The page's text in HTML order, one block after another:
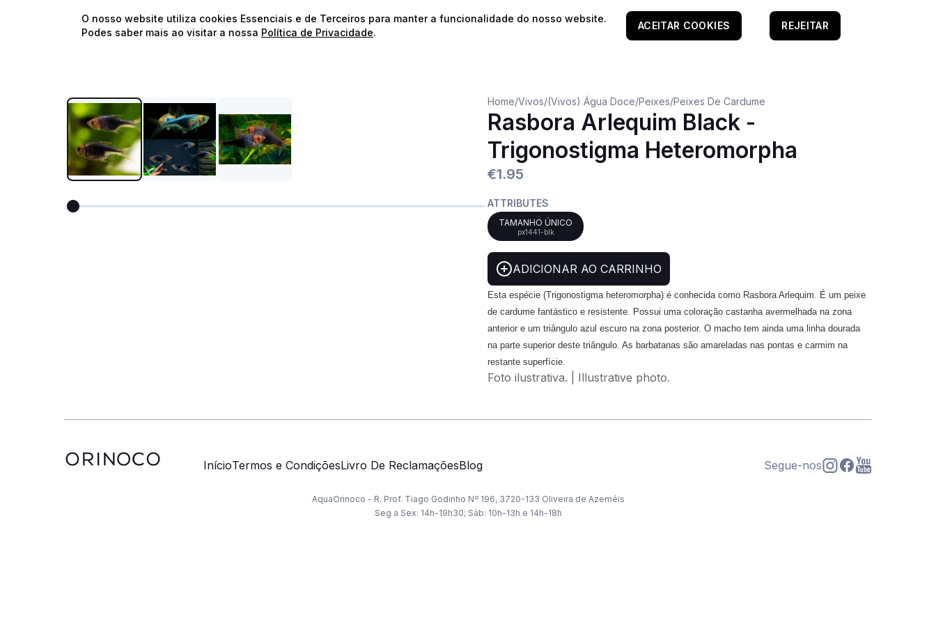
⭐️Envios Gratuitos para encomendas acima de 60€!*⭐️
Home/Vivos/(Vivos) Água Doce/Peixes/Peixes De Cardume
Rasbora Arlequim Black -
Trigonostigma Heteromorpha
€1.95
ATTRIBUTES
TAMANHO ÚNICO
px1441-blk
ADICIONAR AO CARRINHO
Esta espécie (Trigonostigma heteromorpha) é conhecida como Rasbora Arlequim. É um peixe
de cardume fantástico e resistente. Possui uma coloração castanha avermelhada na zona
anterior e um triângulo azul escuro na zona posterior. O macho tem ainda uma linha dourada
na parte superior deste triângulo. As barbatanas são amareladas nas pontas e carmim na
restante superfície.
Foto ilustrativa. | Illustrative photo.
InícioTermos e CondiçõesLivro De ReclamaçõesBlog Segue-nos
AquaOrinoco - R. Prof. Tiago Godinho Nº 196, 3720-133 Oliveira de Azeméis
Seg a Sex: 14h-19h30; Sáb: 10h-13h e 14h-18h
O nosso website utiliza cookies Essenciais e de Terceiros para manter a funcionalidade do nosso website.
Podes saber mais ao visitar a nossa Política de Privacidade.
ACEITAR COOKIES REJEITAR